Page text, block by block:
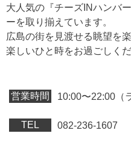
大人気の『チーズINハンバ
ーを取り揃えています。
広島の街を見渡せる眺望を
楽しいひと時をお過ごしくだ
営業時間 10:00〜22:00（
TEL 082‐236-1607